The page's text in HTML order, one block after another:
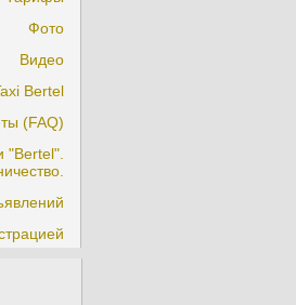
Фото
Видео
Bertel
(FAQ)
"Bertel".